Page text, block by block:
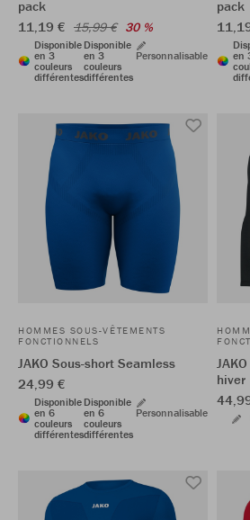
pack
11,19 € 15,99 € 30 %
Disponible
en 3
couleurs
différentes
Disponible
en 3
couleurs
différentes
Personnalisable
pack
en
HOMMES SOUS-VÊTEMENTS
FONCTIONNELS
JAKO Sous-short Seamless
24,99 €
Disponible
en 6
couleurs
différentes
Disponible
en 6
couleurs
différentes
Personnalisable
hiver